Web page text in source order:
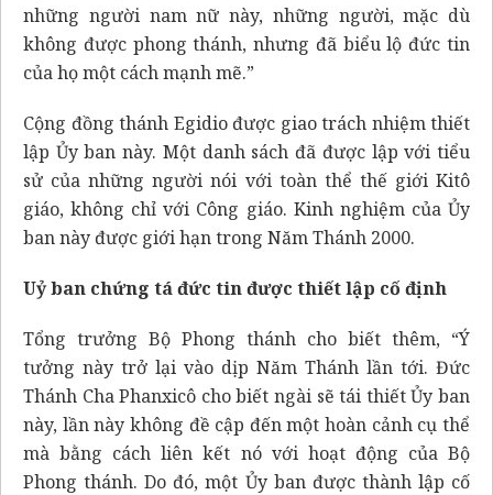
những người nam nữ này, những người, mặc dù
không được phong thánh, nhưng đã biểu lộ đức tin
của họ một cách mạnh mẽ.”
Cộng đồng thánh Egidio được giao trách nhiệm thiết
lập Ủy ban này. Một danh sách đã được lập với tiểu
sử của những người nói với toàn thể thế giới Kitô
giáo, không chỉ với Công giáo. Kinh nghiệm của Ủy
ban này được giới hạn trong Năm Thánh 2000.
Uỷ ban chứng tá đức tin được thiết lập cố định
Tổng trưởng Bộ Phong thánh cho biết thêm, “Ý
tưởng này trở lại vào dịp Năm Thánh lần tới. Đức
Thánh Cha Phanxicô cho biết ngài sẽ tái thiết Ủy ban
này, lần này không đề cập đến một hoàn cảnh cụ thể
mà bằng cách liên kết nó với hoạt động của Bộ
Phong thánh. Do đó, một Ủy ban được thành lập cố